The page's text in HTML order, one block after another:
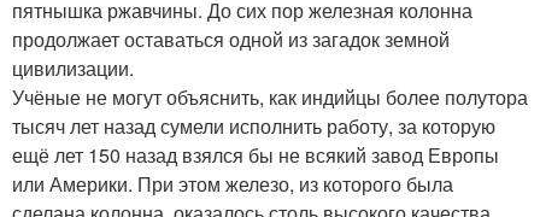
пятнышка ржавчины. До сих пор железная колонна
продолжает оставаться одной из загадок земной
цивилизации.
Учёные не могут объяснить, как индийцы более полутора
тысяч лет назад сумели исполнить работу, за которую
ещё лет 150 назад взялся бы не всякий завод Европы
или Америки. При этом железо, из которого была